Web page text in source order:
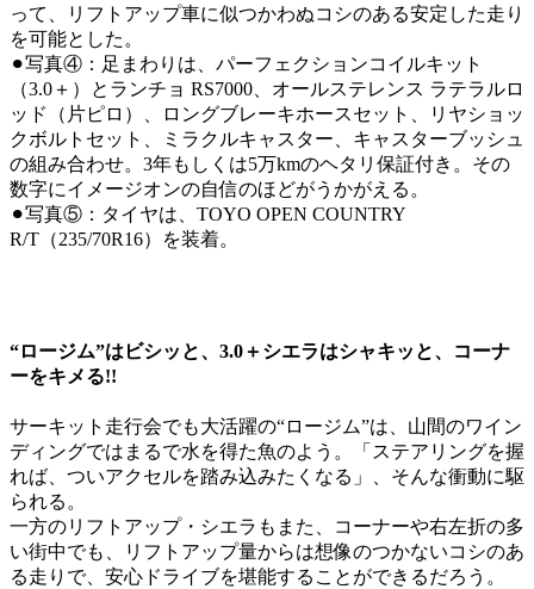
って、リフトアップ車に似つかわぬコシのある安定した走り
を可能とした。
⚫︎写真④：足まわりは、パーフェクションコイルキット
（3.0＋）とランチョ RS7000、オールステレンス ラテラルロ
ッド（片ピロ）、ロングブレーキホースセット、リヤショッ
クボルトセット、ミラクルキャスター、キャスターブッシュ
の組み合わせ。3年もしくは5万kmのヘタリ保証付き。その
数字にイメージオンの自信のほどがうかがえる。
⚫︎写真⑤：タイヤは、TOYO OPEN COUNTRY
R/T（235/70R16）を装着。
“ロージム”はビシッと、3.0＋シエラはシャキッと、コーナ
ーをキメる!!
サーキット走行会でも大活躍の“ロージム”は、山間のワイン
ディングではまるで水を得た魚のよう。「ステアリングを握
れば、ついアクセルを踏み込みたくなる」、そんな衝動に駆
られる。
一方のリフトアップ・シエラもまた、コーナーや右左折の多
い街中でも、リフトアップ量からは想像のつかないコシのあ
る走りで、安心ドライブを堪能することができるだろう。